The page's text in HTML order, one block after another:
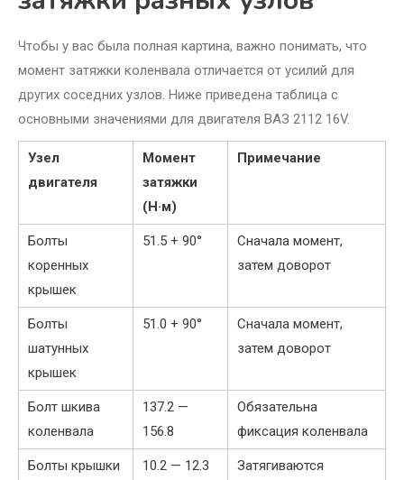
Чтобы у вас была полная картина, важно понимать, что
момент затяжки коленвала отличается от усилий для
других соседних узлов. Ниже приведена таблица с
основными значениями для двигателя ВАЗ 2112 16V.
Узел
двигателя
Момент
затяжки
(Н·м)
Примечание
Болты
коренных
крышек
51.5 + 90°
Сначала момент,
затем доворот
Болты
шатунных
крышек
51.0 + 90°
Сначала момент,
затем доворот
Болт шкива
коленвала
137.2 —
156.8
Обязательна
фиксация коленвала
Болты крышки
10.2 — 12.3
Затягиваются